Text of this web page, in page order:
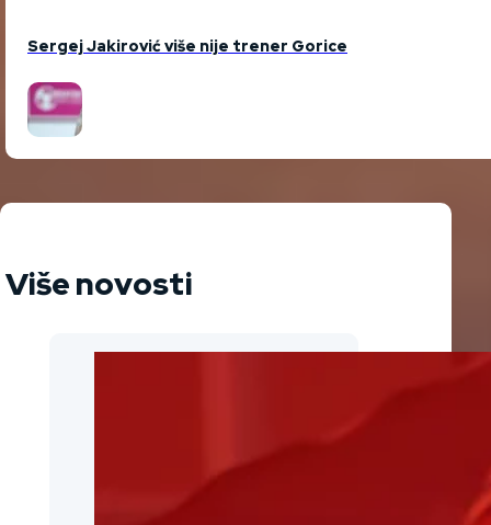
Sergej Jakirović više nije trener Gorice
Više novosti